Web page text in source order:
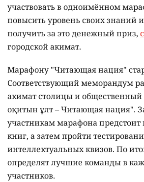
участвовать в одноимённом
повысить уровень своих знаний
получить за это денежный приз,
городской акимат.
Марафону "Читающая нация"
Соответствующий меморандум
акимат столицы и общественный
оқитын ұлт – Читающая нация".
участникам марафона предстоит
книг, а затем пройти
интеллектуальных квизов. По
определят лучшие команды в
участников.